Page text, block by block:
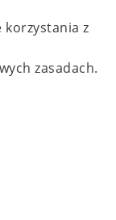
korzystania z
zasadach.